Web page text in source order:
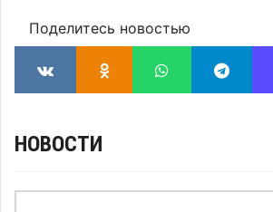
Поделитесь новостью
НОВОСТИ